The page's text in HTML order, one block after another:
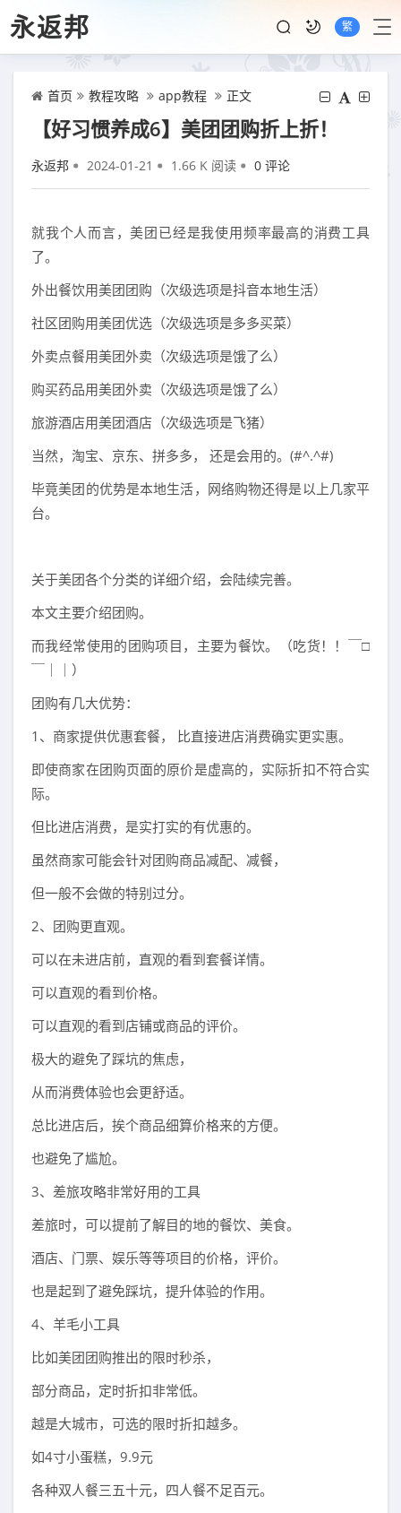
永返邦 繁
首页 教程攻略 app教程 正文
【好习惯养成6】美团团购折上折！
永返邦 2024-01-21 1.66 K 阅读 0 评论
就我个人而言，美团已经是我使用频率最高的消费工具
了。
外出餐饮用美团团购（次级选项是抖音本地生活）
社区团购用美团优选（次级选项是多多买菜）
外卖点餐用美团外卖（次级选项是饿了么）
购买药品用美团外卖（次级选项是饿了么）
旅游酒店用美团酒店（次级选项是飞猪）
当然，淘宝、京东、拼多多， 还是会用的。(#^.^#)
毕竟美团的优势是本地生活，网络购物还得是以上几家平
台。
关于美团各个分类的详细介绍，会陆续完善。
本文主要介绍团购。
而我经常使用的团购项目，主要为餐饮。（吃货！！￣□
￣｜｜）
团购有几大优势：
1、商家提供优惠套餐， 比直接进店消费确实更实惠。
即使商家在团购页面的原价是虚高的，实际折扣不符合实
际。
但比进店消费，是实打实的有优惠的。
虽然商家可能会针对团购商品减配、减餐，
但一般不会做的特别过分。
2、团购更直观。
可以在未进店前，直观的看到套餐详情。
可以直观的看到价格。
可以直观的看到店铺或商品的评价。
极大的避免了踩坑的焦虑，
从而消费体验也会更舒适。
总比进店后，挨个商品细算价格来的方便。
也避免了尴尬。
3、差旅攻略非常好用的工具
差旅时，可以提前了解目的地的餐饮、美食。
酒店、门票、娱乐等等项目的价格，评价。
也是起到了避免踩坑，提升体验的作用。
4、羊毛小工具
比如美团团购推出的限时秒杀，
部分商品，定时折扣非常低。
越是大城市，可选的限时折扣越多。
如4寸小蛋糕，9.9元
各种双人餐三五十元，四人餐不足百元。